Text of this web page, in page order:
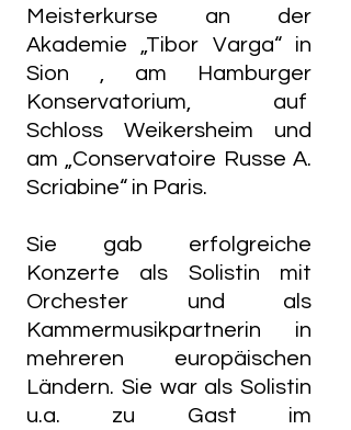
Meisterkurse an der
Akademie „Tibor Varga“ in
Sion , am Hamburger
Konservatorium, auf
Schloss Weikersheim und
am „Conservatoire Russe A.
Scriabine“ in Paris.
Sie gab erfolgreiche
Konzerte als Solistin mit
Orchester und als
Kammermusikpartnerin in
mehreren europäischen
Ländern. Sie war als Solistin
u.a. zu Gast im